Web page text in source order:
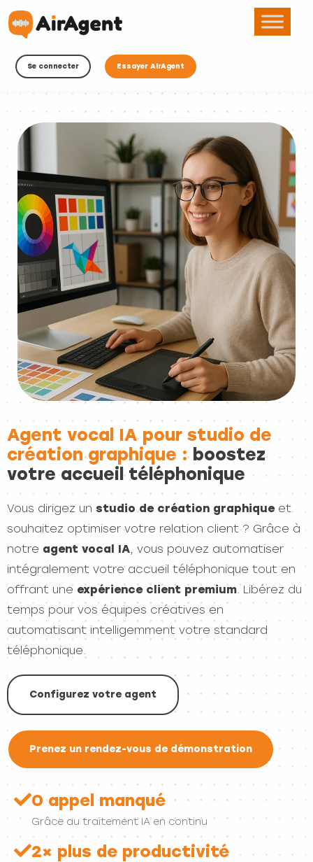
Se connecter Essayer AirAgent
Agent vocal IA pour studio de
création graphique : boostez
votre accueil téléphonique
Vous dirigez un studio de création graphiqueet
souhaitez optimiser votre relation client ? Grâce à
notre agent vocal IA, vous pouvez automatiser
intégralement votre accueil téléphonique tout en
offrant une expérience client premium. Libérez du
temps pour vos équipes créatives en
automatisant intelligemment votre standard
téléphonique.
Configurez votre agent
Prenez un rendez-vous de démonstration
0 appel manqué
Grâce au traitement IA en continu
2× plus de productivité